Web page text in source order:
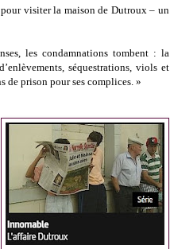
visiter la maison de Dutroux – un
les condamnations tombent : la
séquestrations, viols et
de prison pour ses complices. »